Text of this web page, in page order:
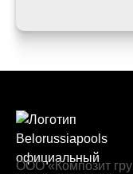
ООО «Композит